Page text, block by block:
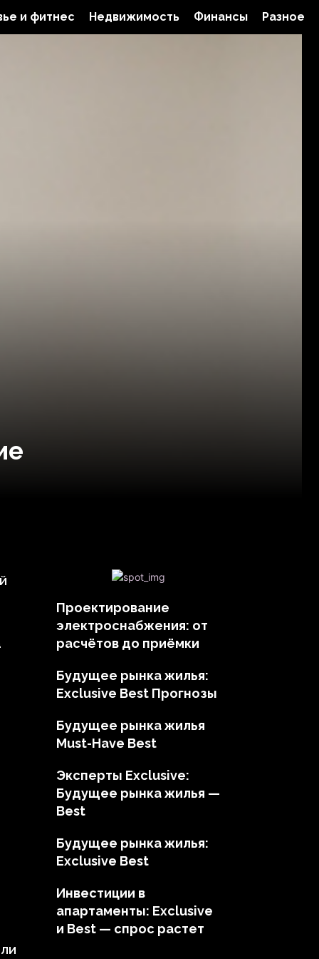
и фитнес Недвижимость Финансы Разное
Проектирование
электроснабжения: от
расчётов до приёмки
Будущее рынка жилья:
Exclusive Best Прогнозы
Будущее рынка жилья
Must-Have Best
Эксперты Exclusive:
Будущее рынка жилья —
Best
Будущее рынка жилья:
Exclusive Best
Инвестиции в
апартаменты: Exclusive
и Best — спрос растет